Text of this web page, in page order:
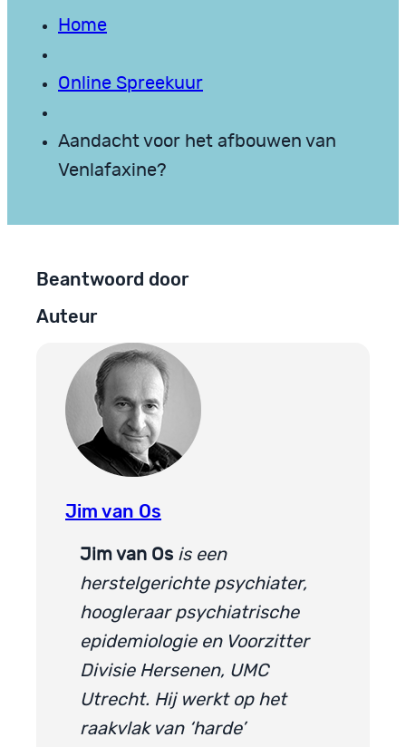
Home
Online Spreekuur
Aandacht voor het afbouwen van
Venlafaxine?
Beantwoord door
Auteur
Jim van Os
Jim van Os is een
herstelgerichte psychiater,
hoogleraar psychiatrische
epidemiologie en Voorzitter
Divisie Hersenen, UMC
Utrecht. Hij werkt op het
raakvlak van ‘harde’